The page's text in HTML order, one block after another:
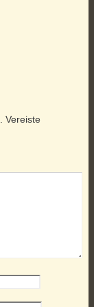
Vereiste